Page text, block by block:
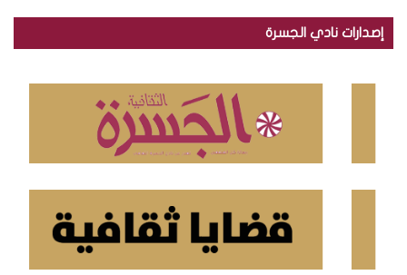
ح
إصدارات نادي الجسرة